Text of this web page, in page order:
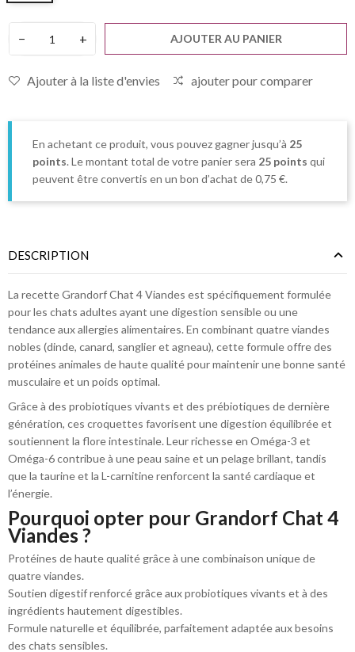
− + AJOUTER AU PANIER
Ajouter à la liste d'envies ajouter pour comparer
En achetant ce produit, vous pouvez gagner jusqu’à 25
points. Le montant total de votre panier sera 25 points qui
peuvent être convertis en un bon d’achat de0,75 €.
DESCRIPTION
La recette Grandorf Chat 4 Viandes est spécifiquement formulée
pour les chats adultes ayant une digestion sensible ou une
tendance aux allergies alimentaires. En combinant quatre viandes
nobles (dinde, canard, sanglier et agneau), cette formule offre des
protéines animales de haute qualité pour maintenir une bonne santé
musculaire et un poids optimal.
Grâce à des probiotiques vivants et des prébiotiques de dernière
génération, ces croquettes favorisent une digestion équilibrée et
soutiennent la flore intestinale. Leur richesse en Oméga-3 et
Oméga-6 contribue à une peau saine et un pelage brillant, tandis
que la taurine et la L-carnitine renforcent la santé cardiaque et
l’énergie.
Pourquoi opter pour Grandorf Chat 4
Viandes ?
Protéines de haute qualité grâce à une combinaison unique de
quatre viandes.
Soutien digestif renforcé grâce aux probiotiques vivants et à des
ingrédients hautement digestibles.
Formule naturelle et équilibrée, parfaitement adaptée aux besoins
des chats sensibles.